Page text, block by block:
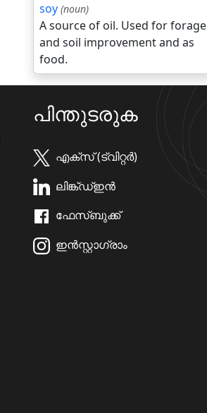
soy (noun)
A source of oil. Used for forage
and soil improvement and as
food.
പിന്തുടരുക
എക്സ് (ട്വിറ്റർ)
ലിങ്ക്ഡ്ഇൻ
ഫേസ്ബുക്ക്
ഇൻസ്റ്റാഗ്രാം